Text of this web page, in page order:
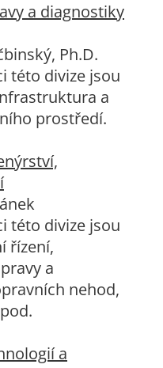
a diagnostiky
Ph.D.
této divize jsou
a
prostředí.
této divize jsou
řízení,
a
nehod,
a